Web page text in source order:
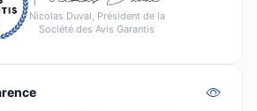
Nicolas Duval, Président de la
Société des Avis Garantis